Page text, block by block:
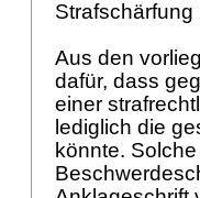
Strafschärfung
Aus den
dafür, dass
einer
lediglich die
könnte.